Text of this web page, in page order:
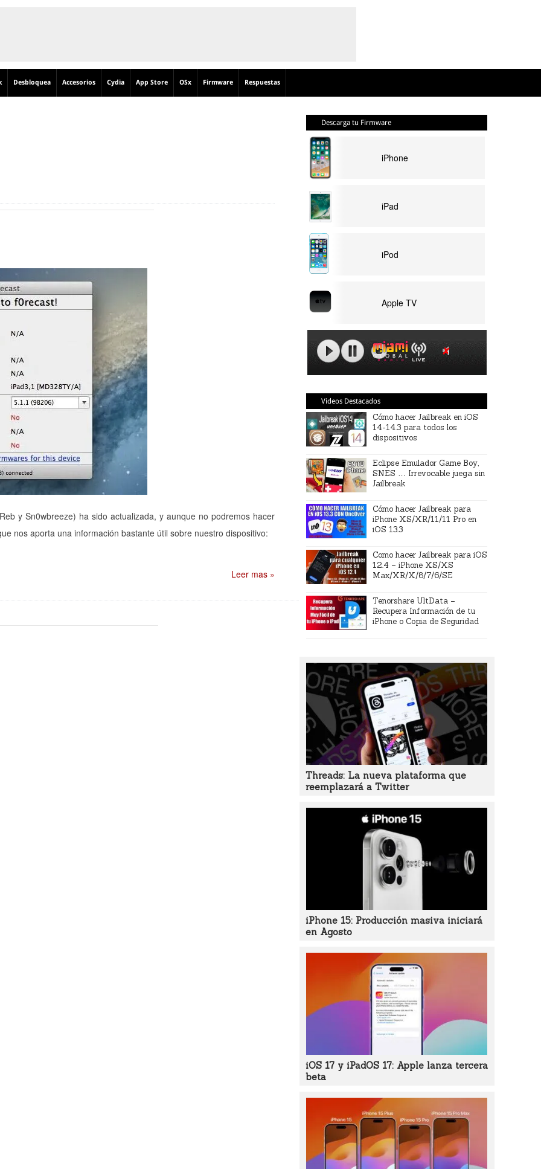
Desbloquea Accesorios Cydia App Store OSx Firmware Respuestas
y Sn0wbreeze) ha sido actualizada, y aunque no podremos hacer
nos aporta una información bastante útil sobre nuestro dispositivo:
Leer mas »
Descarga tu Firmware
iPhone
iPad
iPod
Apple TV
Videos Destacados
Cómo hacer Jailbreak en iOS
14-14.3 para todos los
dispositivos
Eclipse Emulador Game Boy,
SNES … Irrevocable juega sin
Jailbreak
Cómo hacer Jailbreak para
iPhone XS/XR/11/11 Pro en
iOS 13.3
Como hacer Jailbreak para iOS
12.4 – iPhone XS/XS
Max/XR/X/8/7/6/SE
Tenorshare UltData –
Recupera Información de tu
iPhone o Copia de Seguridad
Threads: La nueva plataforma que
reemplazará a Twitter
iPhone 15: Producción masiva iniciará
en Agosto
iOS 17 y iPadOS 17: Apple lanza tercera
beta